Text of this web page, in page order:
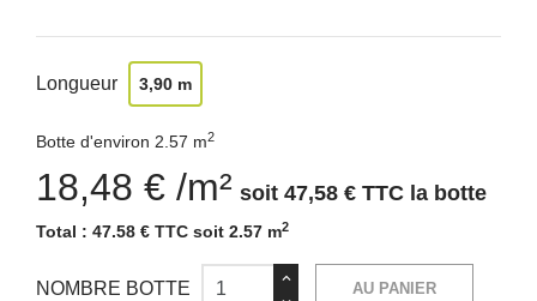
Longueur 3,90 m
Botte d'environ 2.57 m2
18,48 € /m² soit 47,58 € TTC la botte
Total : 47.58 € TTC soit 2.57 m2
NOMBRE BOTTE AU PANIER